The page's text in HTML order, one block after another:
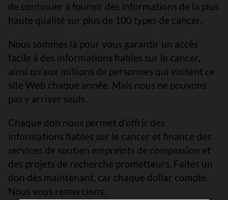
de continuer à fournir des informations de la plus
haute qualité sur plus de 100 types de cancer.
Nous sommes là pour vous garantir un accès
facile à des informations fiables sur le cancer,
ainsi qu’aux millions de personnes qui visitent ce
site Web chaque année. Mais nous ne pouvons
pas y arriver seuls.
Chaque don nous permet d’offrir des
informations fiables sur le cancer et finance des
services de soutien empreints de compassion et
des projets de recherche prometteurs. Faites un
don dès maintenant, car chaque dollar compte.
Nous vous remercions.